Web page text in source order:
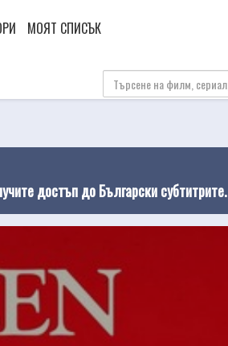
МОЯТ СПИСЪК
достъп до Български субтитрите.